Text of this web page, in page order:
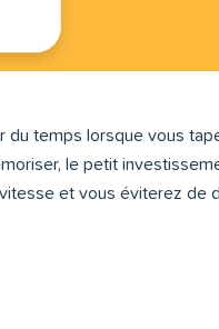
temps lorsque vous
le petit
et vous éviterez de